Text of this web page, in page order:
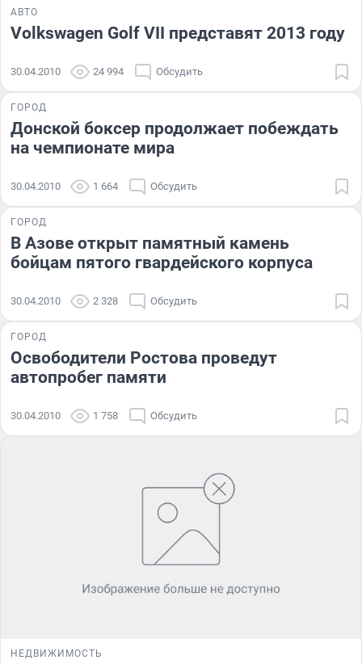
АВТО
Volkswagen Golf VII представят 2013 году
30.04.2010 24 994 Обсудить
ГОРОД
Донской боксер продолжает побеждать
на чемпионате мира
30.04.2010 1 664 Обсудить
ГОРОД
В Азове открыт памятный камень
бойцам пятого гвардейского корпуса
30.04.2010 2 328 Обсудить
ГОРОД
Освободители Ростова проведут
автопробег памяти
30.04.2010 1 758 Обсудить
НЕДВИЖИМОСТЬ